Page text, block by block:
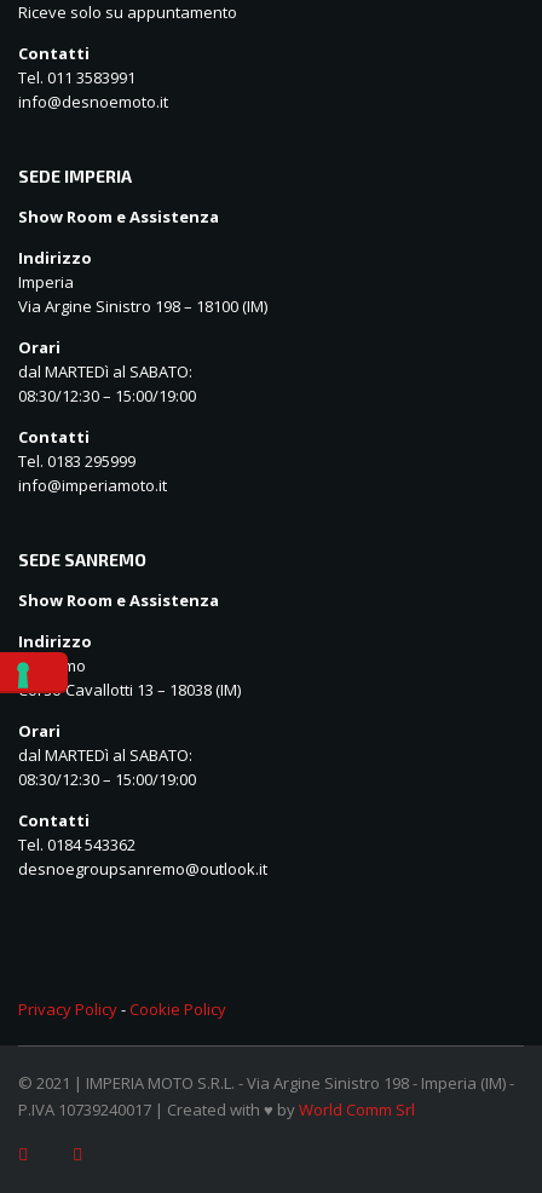
Riceve solo su appuntamento
Contatti
Tel. 011 3583991
info@desnoemoto.it
SEDE IMPERIA
Show Room e Assistenza
Indirizzo
Imperia
Via Argine Sinistro 198 – 18100 (IM)
Orari
dal MARTEDì al SABATO:
08:30/12:30 – 15:00/19:00
Contatti
Tel. 0183 295999
info@imperiamoto.it
SEDE SANREMO
Show Room e Assistenza
Indirizzo
Sanremo
Corso Cavallotti 13 – 18038 (IM)
Orari
dal MARTEDì al SABATO:
08:30/12:30 – 15:00/19:00
Contatti
Tel. 0184 543362
desnoegroupsanremo@outlook.it
Privacy Policy-Cookie Policy
© 2021 | IMPERIA MOTO S.R.L. - Via Argine Sinistro 198 - Imperia (IM) -
P.IVA 10739240017 | Created with ♥ byWorld Comm Srl